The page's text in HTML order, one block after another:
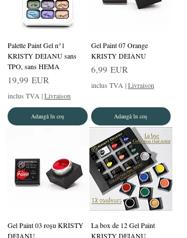
Palette Paint Gel n°1
KRISTY DEIANU sans
TPO, sans HEMA
Preț
19,99 EUR
inclus TVA |Livraison
Adaugă în coș
Gel Paint 07 Orange
KRISTY DEIANU
Preț
6,99 EUR
inclus TVA |Livraison
Adaugă în coș
Gel Paint 03 roşu KRISTY
DEIANU
La box de 12 Gel Paint
KRISTY DEIANU